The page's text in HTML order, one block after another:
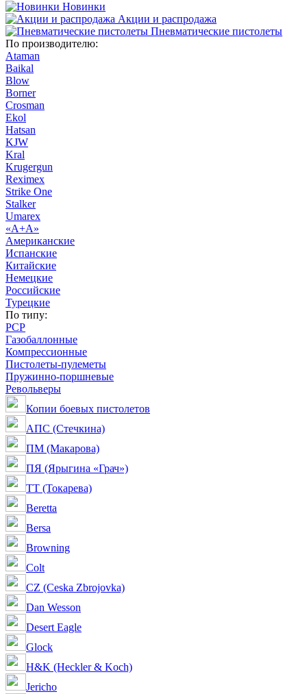
Новинки
Акции и распродажа
Пневматические пистолеты
По производителю:
Ataman
Baikal
Blow
Borner
Crosman
Ekol
Hatsan
KJW
Kral
Krugergun
Reximex
Strike One
Stalker
Umarex
«А+А»
Американские
Испанские
Китайские
Немецкие
Российские
Турецкие
По типу:
PCP
Газобаллонные
Компрессионные
Пистолеты-пулеметы
Пружинно-поршневые
Револьверы
Копии боевых пистолетов
АПС (Стечкина)
ПМ (Макарова)
ПЯ (Ярыгина «Грач»)
ТТ (Токарева)
Beretta
Bersa
Browning
Colt
CZ (Ceska Zbrojovka)
Dan Wesson
Desert Eagle
Glock
H&K (Heckler & Koch)
Jericho